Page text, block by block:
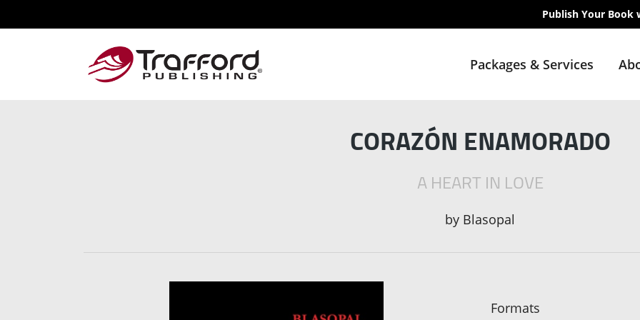
Publish Your Book
Packages & Services
CORAZÓN ENAMORADO
A HEART IN LOVE
by Blasopal
Formats